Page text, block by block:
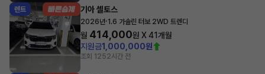
렌트 기아 셀토스
2026년·1.6 가솔린 터보 2WD 트렌디
월 414,000원 X41개월
지원금1,000,000원
조회 1252시간 전